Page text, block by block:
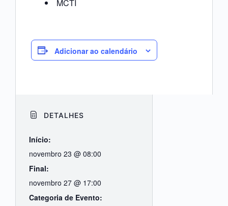
MCTI
Adicionar ao calendário
DETALHES
Início:
novembro 23 @ 08:00
Final:
novembro 27 @ 17:00
Categoria de Evento: